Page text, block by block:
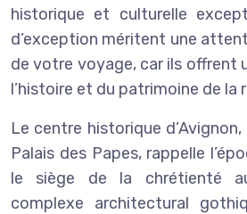
historique et culturelle
d’exception méritent une
de votre voyage, car ils offrent
l’histoire et du patrimoine de la
Le centre historique
Palais des Papes, rappelle
le siège de la chrétienté
complexe architectural